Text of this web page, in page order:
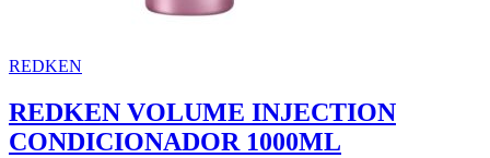
REDKEN
REDKEN VOLUME INJECTION
CONDICIONADOR 1000ML